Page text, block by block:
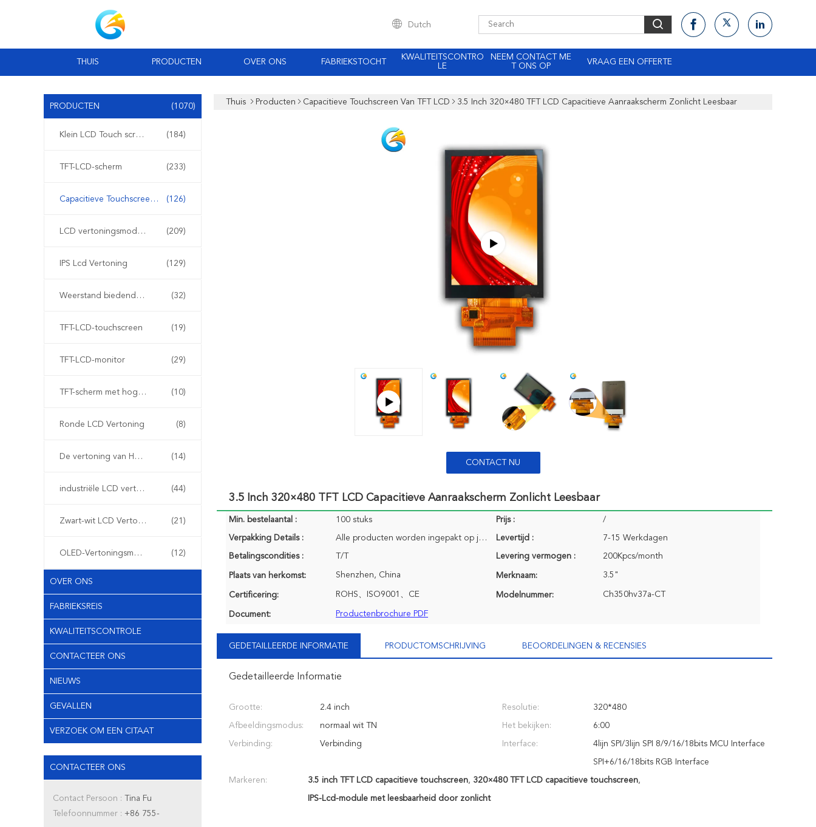
Dutch
THUIS PRODUCTEN OVER ONS FABRIEKSTOCHT
KWALITEITSCONTRO
LE
NEEM CONTACT ME
T ONS OP
VRAAG EEN OFFERTE
PRODUCTEN (1070)
Klein LCD Touch screen (184)
TFT-LCD-scherm (233)
Capacitieve Touchscreen van TFT LCD (126)
LCD vertoningsmodule (209)
IPS Lcd Vertoning (129)
Weerstand biedende LCD Vertoning (32)
TFT-LCD-touchscreen (19)
TFT-LCD-monitor (29)
TFT-scherm met hoge helderheid (10)
Ronde LCD Vertoning (8)
De vertoning van HD tft (14)
industriële LCD vertoning (44)
Zwart-wit LCD Vertoning (21)
OLED-Vertoningsmodule (12)
OVER ONS
FABRIEKSREIS
KWALITEITSCONTROLE
CONTACTEER ONS
NIEUWS
GEVALLEN
VERZOEK OM EEN CITAAT
CONTACTEER ONS
Contact Persoon : Tina Fu
Telefoonnummer : +86 755-
Thuis Producten Capacitieve Touchscreen Van TFT LCD 3.5 Inch 320×480 TFT LCD Capacitieve Aanraakscherm Zonlicht Leesbaar
CONTACT NU
3.5 Inch 320×480 TFT LCD Capacitieve Aanraakscherm Zonlicht Leesbaar
Min. bestelaantal : 100 stuks Prijs : /
Verpakking Details : Alle producten worden ingepakt op juiste manier om het te houden brandkast. Voor kleine grootte van Levertijd : 7-15 Werkdagen
Betalingscondities : T/T Levering vermogen : 200Kpcs/month
Plaats van herkomst: Shenzhen, China Merknaam: 3.5"
Certificering: ROHS、ISO9001、CE Modelnummer: Ch350hv37a-CT
Document: Productenbrochure PDF
GEDETAILLEERDE INFORMATIE PRODUCTOMSCHRIJVING BEOORDELINGEN & RECENSIES
Gedetailleerde Informatie
Grootte: 2.4 inch Resolutie: 320*480
Afbeeldingsmodus: normaal wit TN Het bekijken: 6:00
Verbinding: Verbinding Interface: 4lijn SPI/3lijn SPI 8/9/16/18bits MCU Interface
SPI+6/16/18bits RGB Interface
Markeren: 3.5 inch TFT LCD capacitieve touchscreen, 320×480 TFT LCD capacitieve touchscreen,
IPS-Lcd-module met leesbaarheid door zonlicht